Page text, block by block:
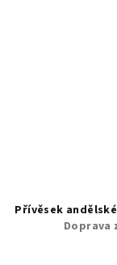
Přívěsek
Doprava